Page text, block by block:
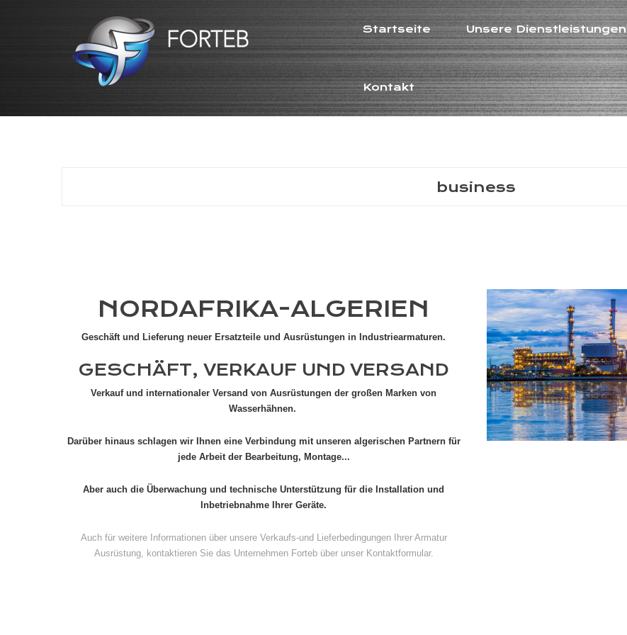
Startseite Unsere Dienstleistungen
Kontakt
business
NORDAFRIKA-ALGERIEN
Geschäft und Lieferung neuer Ersatzteile und Ausrüstungen in Industriearmaturen.
GESCHÄFT, VERKAUF UND VERSAND
Verkauf und internationaler Versand von Ausrüstungen der großen Marken von
Wasserhähnen.
Darüber hinaus schlagen wir Ihnen eine Verbindung mit unseren algerischen Partnern für
jede Arbeit der Bearbeitung, Montage...
Aber auch die Überwachung und technische Unterstützung für die Installation und
Inbetriebnahme Ihrer Geräte.
Auch für weitere Informationen über unsere Verkaufs-und Lieferbedingungen Ihrer Armatur
Ausrüstung, kontaktieren Sie das Unternehmen Forteb über unser Kontaktformular.